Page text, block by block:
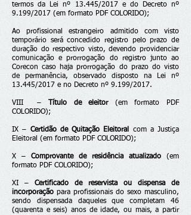
termos da Lei nº 13.445/2017 e do Decreto nº
9.199/2017 (em formato PDF COLORIDO);
Ao profissional estrangeiro admitido com visto
temporário será concedido registro pelo prazo de
duração do respectivo visto, devendo providenciar
comunicação e prorrogação do registro junto ao
Corecon caso haja prorrogação do prazo do visto
de permanência, observado disposto na Lei nº
13.445/2017 e no Decreto nº 9.199/2017.
VIII – Título de eleitor (em formato PDF
COLORIDO);
IX – Certidão de Quitação Eleitoral
com a Justiça
Eleitoral (em formato PDF COLORIDO);
X – Comprovante de residência atualizado (em
formato PDF COLORIDO);
XI – Certificado de reservista ou dispensa de
incorporação para profissionais do sexo masculino,
sendo dispensada daqueles que completam 46
(quarenta e seis) anos de idade, ou mais, a partir